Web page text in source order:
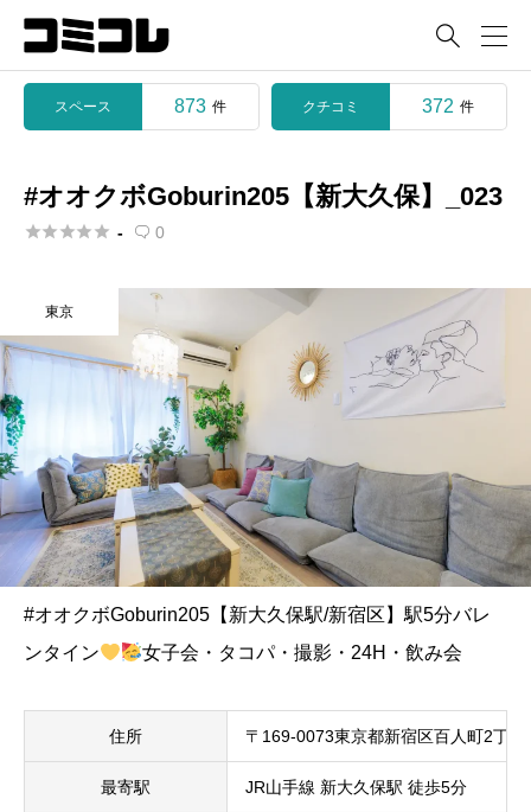

スペース 873 件 クチコミ 372 件
#オオクボGoburin205【新大久保】_023
 -  0
東京
#オオクボGoburin205【新大久保駅/新宿区】駅5分バレ
ンタイン
女子会・タコパ・撮影・24H・飲み会
住所 〒169-0073東京都新宿区百人町2丁目
最寄駅 JR山手線 新大久保駅 徒歩5分